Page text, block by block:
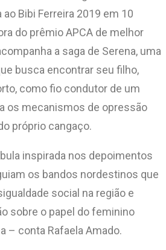
Bibi Ferreira 2019 em 10
do prêmio APCA de melhor
a saga de Serena, uma
busca encontrar seu filho,
como fio condutor de um
os mecanismos de opressão
próprio cangaço.
inspirada nos depoimentos
os bandos nordestinos que
social na região e
sobre o papel do feminino
– conta Rafaela Amado.